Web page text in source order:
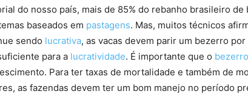
do nosso país, mais de 85% do rebanho brasileiro de
baseados em pastagens. Mas, muitos técnicos
sendo lucrativa, as vacas devem parir um bezerro por
para a lucratividade. É importante que o bezerro
Para ter taxas de mortalidade e também de
as fazendas devem ter um bom manejo no período